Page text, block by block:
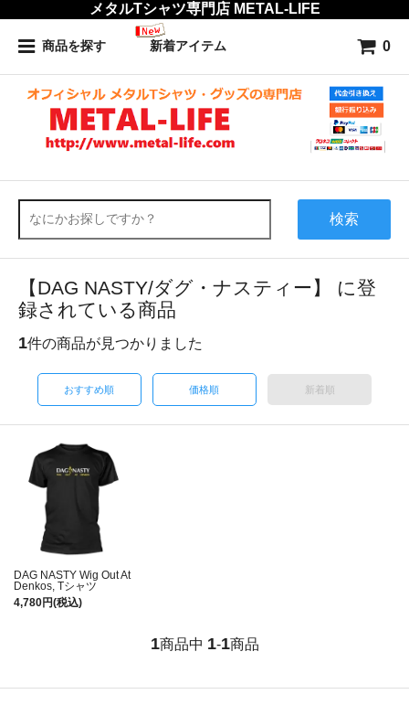
メタルTシャツ専門店 METAL-LIFE
商品を探す 新着アイテム 0
検索
【DAG NASTY/ダグ・ナスティー】 に登
録されている商品
1件の商品が見つかりました
おすすめ順 価格順 新着順
DAG NASTY Wig Out At
Denkos, Tシャツ
4,780円(税込)
1商品中 1-1商品